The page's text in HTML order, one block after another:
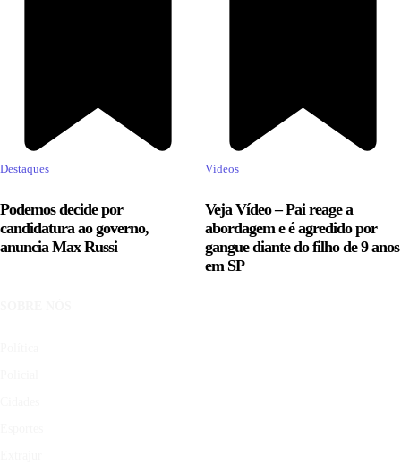
Destaques
Podemos decide por
candidatura ao governo,
anuncia Max Russi
Vídeos
Veja Vídeo – Pai reage a
abordagem e é agredido por
gangue diante do filho de 9 anos
em SP